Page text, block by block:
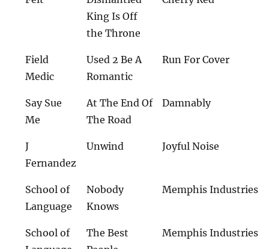
King Is Off
the Throne
Field
Medic
Used 2 Be A
Romantic
Run For Cover
Say Sue
Me
At The End Of
The Road
Damnably
J
Fernandez
Unwind Joyful Noise
School of
Language
Nobody
Knows
Memphis Industries
School of
The Best
Memphis Industries